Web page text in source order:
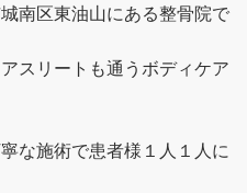
南区東油山にある整骨院で
スリートも通うボディケア
な施術で患者様１人１人に